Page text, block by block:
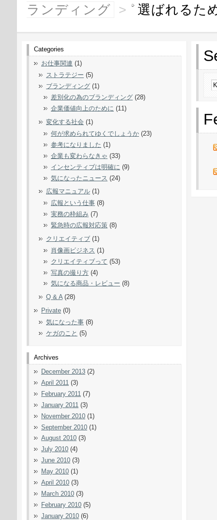
ランディング > 選ばれるた
Categories
お仕事関連 (1)
ストラテジー (5)
ブランディング (1)
差別化の為のブランディング (28)
企業価値向上のために (11)
変化する社会 (1)
何が求められてゆくでしょうか (23)
参考になりました (1)
企業も変わらなきゃ (33)
インセンティブは明確に (9)
気になったニュース (24)
広報マニュアル (1)
広報という仕事 (8)
実務の枠組み (7)
緊急時の広報対応策 (8)
クリエイティブ (1)
肖像画ビジネス (1)
クリエイティブって (53)
写真の撮り方 (4)
気になる商品・レビュー (8)
Q & A(28)
Private (0)
気になった事 (8)
ケガのこと (5)
Archives
December 2013 (2)
April 2011 (3)
February 2011 (7)
January 2011 (3)
November 2010 (1)
September 2010 (1)
August 2010 (3)
July 2010 (4)
June 2010 (3)
May 2010 (1)
April 2010 (3)
March 2010 (3)
February 2010 (5)
January 2010 (6)